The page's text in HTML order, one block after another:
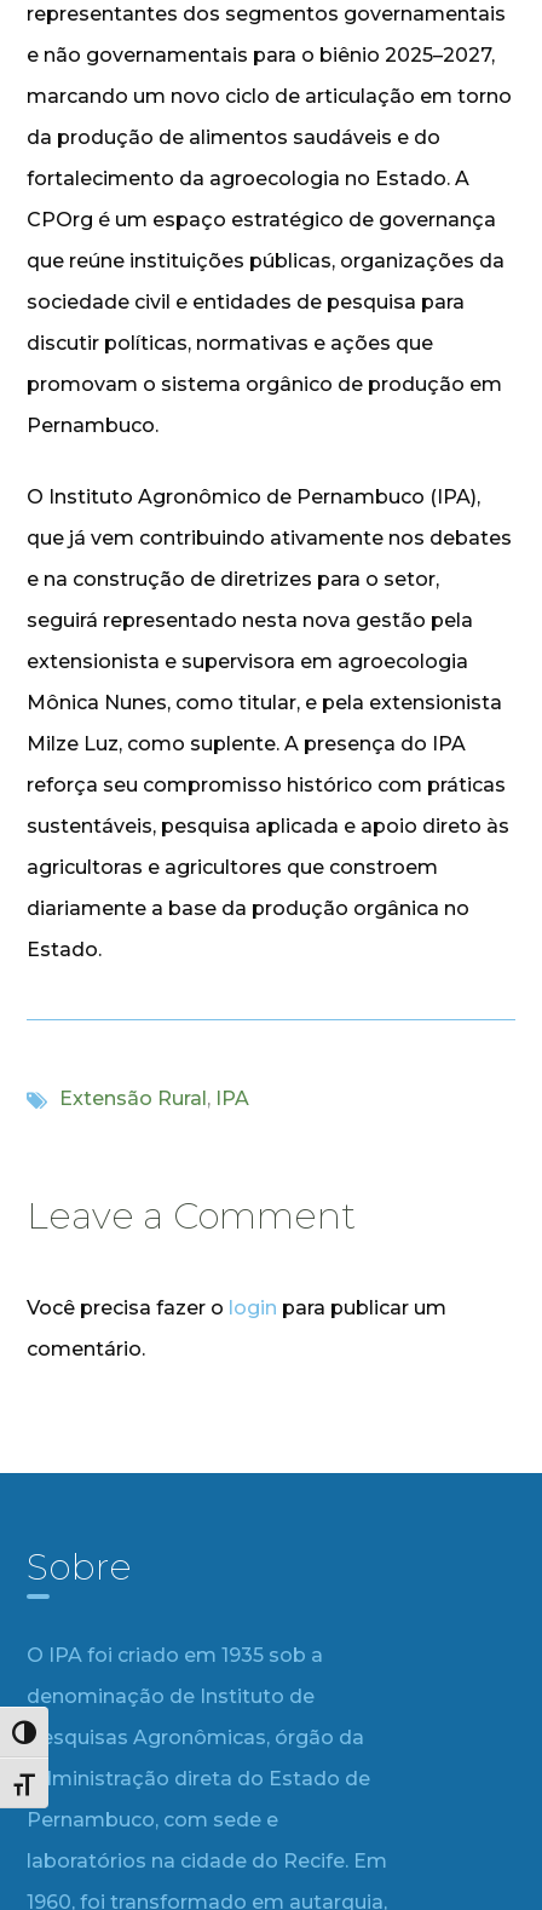
Alternar alto contraste
Alternar tamanho da fonte
representantes dos segmentos governamentais
e não governamentais para o biênio 2025–2027,
marcando um novo ciclo de articulação em torno
da produção de alimentos saudáveis e do
fortalecimento da agroecologia no Estado. A
CPOrg é um espaço estratégico de governança
que reúne instituições públicas, organizações da
sociedade civil e entidades de pesquisa para
discutir políticas, normativas e ações que
promovam o sistema orgânico de produção em
Pernambuco.
O Instituto Agronômico de Pernambuco (IPA),
que já vem contribuindo ativamente nos debates
e na construção de diretrizes para o setor,
seguirá representado nesta nova gestão pela
extensionista e supervisora em agroecologia
Mônica Nunes, como titular, e pela extensionista
Milze Luz, como suplente. A presença do IPA
reforça seu compromisso histórico com práticas
sustentáveis, pesquisa aplicada e apoio direto às
agricultoras e agricultores que constroem
diariamente a base da produção orgânica no
Estado.
Extensão Rural, IPA
Leave a Comment
Você precisa fazer o login para publicar um
comentário.
Sobre
O IPA foi criado em 1935 sob a
denominação de Instituto de
Pesquisas Agronômicas, órgão da
administração direta do Estado de
Pernambuco, com sede e
laboratórios na cidade do Recife. Em
1960, foi transformado em autarquia,